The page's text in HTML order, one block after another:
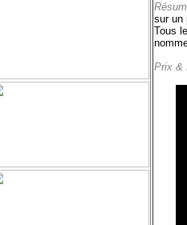
sur un
Tous
Prix &